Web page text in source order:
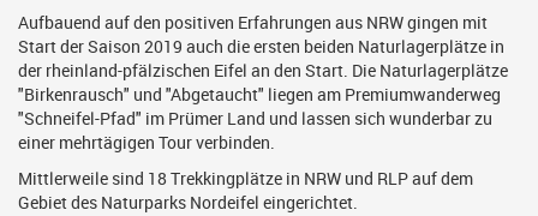
Aufbauend auf den positiven Erfahrungen aus NRW gingen mit
Start der Saison 2019 auch die ersten beiden Naturlagerplätze in
der rheinland-pfälzischen Eifel an den Start. Die Naturlagerplätze
"Birkenrausch" und "Abgetaucht" liegen am Premiumwanderweg
"Schneifel-Pfad" im Prümer Land und lassen sich wunderbar zu
einer mehrtägigen Tour verbinden.
Mittlerweile sind 18 Trekkingplätze in NRW und RLP auf dem
Gebiet des Naturparks Nordeifel eingerichtet.